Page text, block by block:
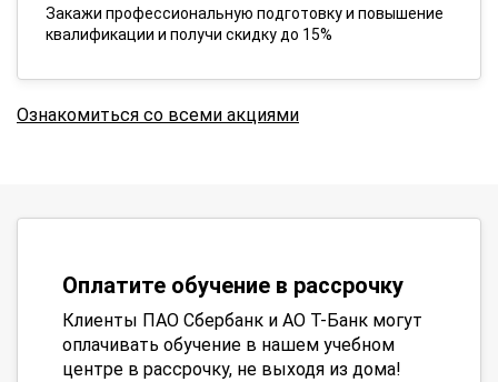
Закажи профессиональную подготовку и повышение
квалификации и получи скидку до 15%
Ознакомиться со всеми акциями
Оплатите обучение в рассрочку
Клиенты ПАО Сбербанк и АО Т-Банк могут
оплачивать обучение в нашем учебном
центре в рассрочку, не выходя из дома!